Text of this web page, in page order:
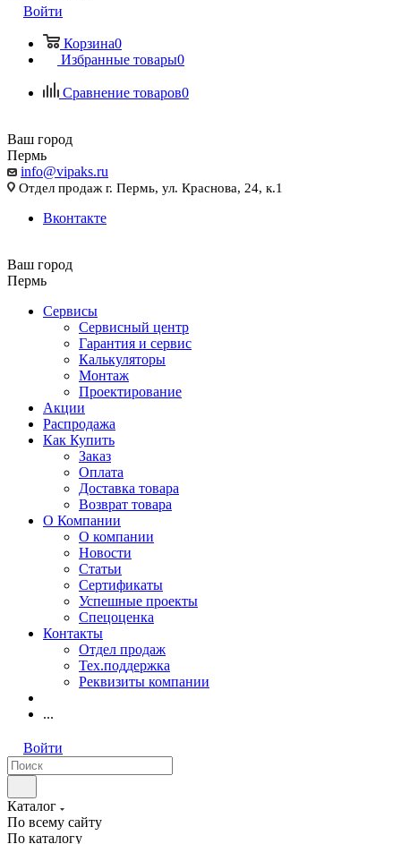
Войти
Корзина0
Избранные товары0
Сравнение товаров0
Ваш город
Пермь
info@vipaks.ru
Отдел продаж г. Пермь, ул. Краснова, 24, к.1
Вконтакте
Ваш город
Пермь
Сервисы
Сервисный центр
Гарантия и сервис
Калькуляторы
Монтаж
Проектирование
Акции
Распродажа
Как Купить
Заказ
Оплата
Доставка товара
Возврат товара
О Компании
О компании
Новости
Статьи
Сертификаты
Успешные проекты
Спецоценка
Контакты
Отдел продаж
Тех.поддержка
Реквизиты компании
...
Войти
Каталог
По всему сайту
По каталогу